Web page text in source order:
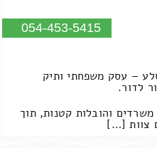
054-453-5415
– עסק משפחתי ותיק
לדור.
והובלות קטנות, תוך
צוות […]